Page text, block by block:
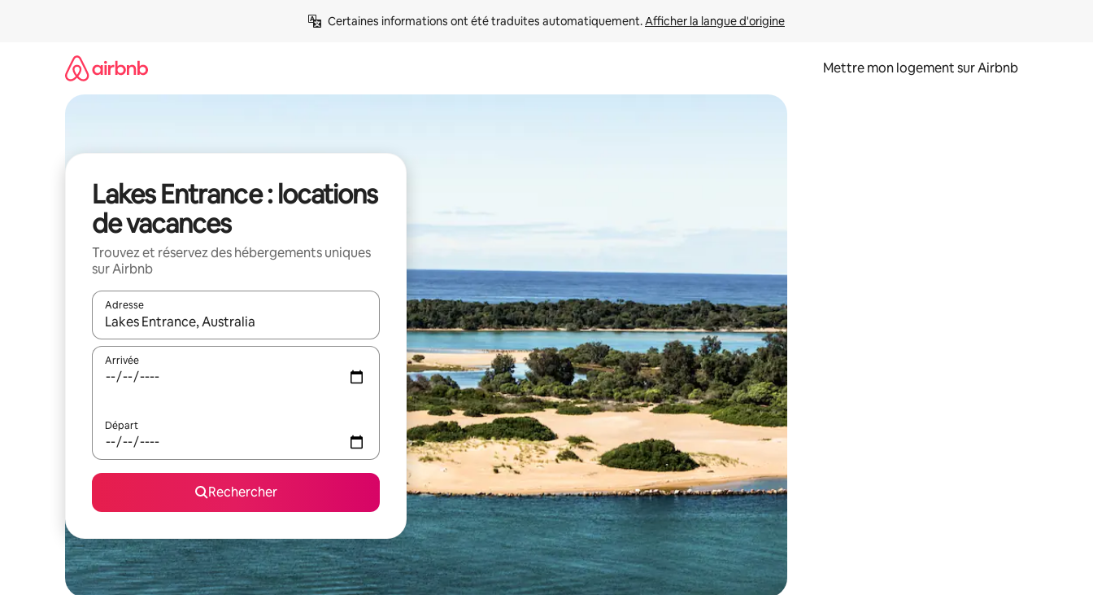
Certaines informations ont été traduites automatiquement. Afficher la langue d'origine
Mettre mon logement sur Airbnb
Lakes Entrance : locations
de vacances
Trouvez et réservez des hébergements uniques
sur Airbnb
Adresse
Lorsque les résultats s'affichent, utilisez les flèches vers le haut et vers le bas pour les parcourir ou en appuyant et en faisant glisser.
Arrivée
Départ
Rechercher